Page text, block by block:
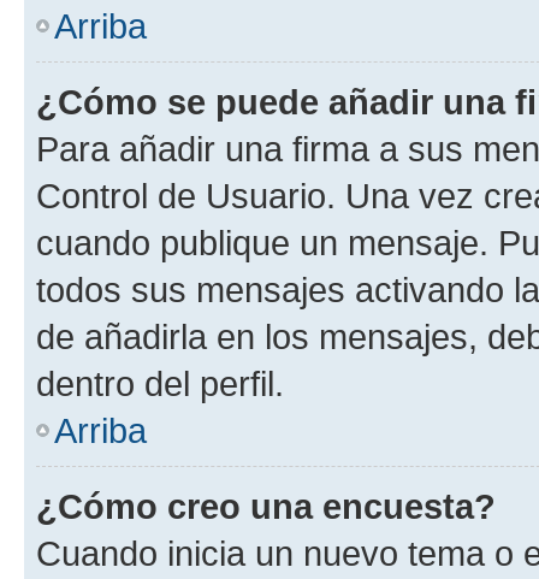
Arriba
¿Cómo se puede añadir una
Para añadir una firma a sus
Control de Usuario. Una vez
cuando publique un mensaje.
todos sus mensajes activando
de añadirla en los mensajes,
dentro del perfil.
Arriba
¿Cómo creo una encuesta?
Cuando inicia un nuevo tema o